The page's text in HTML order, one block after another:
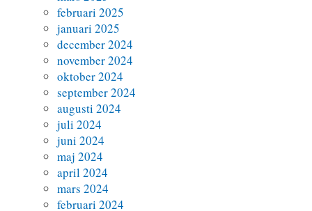
februari 2025
januari 2025
december 2024
november 2024
oktober 2024
september 2024
augusti 2024
juli 2024
juni 2024
maj 2024
april 2024
mars 2024
februari 2024